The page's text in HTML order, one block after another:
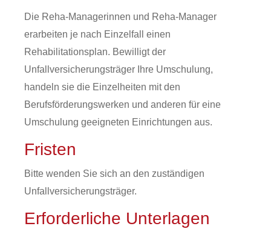
Die Reha-Managerinnen und Reha-Manager
erarbeiten je nach Einzelfall einen
Rehabilitationsplan. Bewilligt der
Unfallversicherungsträger Ihre Umschulung,
handeln sie die Einzelheiten mit den
Berufsförderungswerken und anderen für eine
Umschulung geeigneten Einrichtungen aus.
Fristen
Bitte wenden Sie sich an den zuständigen
Unfallversicherungsträger.
Erforderliche Unterlagen